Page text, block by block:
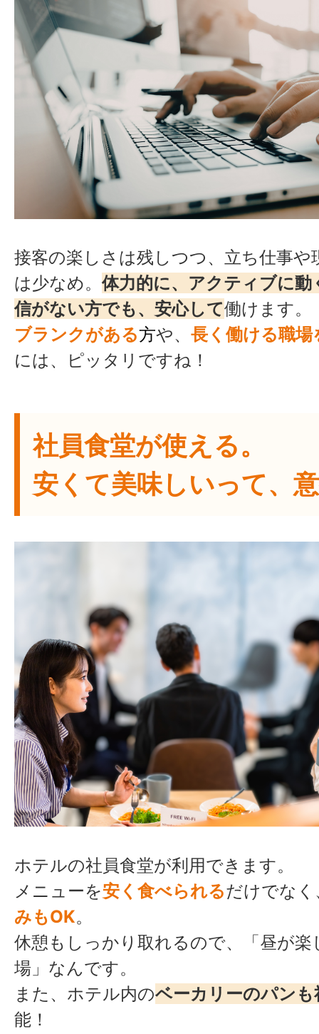
接客の楽しさは残しつつ、立ち仕事や
は少なめ。体力的に、アクティブに動
信がない方でも、安心して働けます。
ブランクがある方や、 長く働ける職
には、ピッタリですね！
社員食堂が使える。
安くて美味しいって、
ホテルの社員食堂が利用できます。
メニューを安く食べられるだけでなく
みもOK。
休憩もしっかり取れるので、「昼が楽
場」なんです。
また、ホテル内のベーカリーのパンも
能！